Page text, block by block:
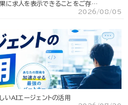
に求人を表示できることをご存…
2026/08/05
いAIエージェントの活用